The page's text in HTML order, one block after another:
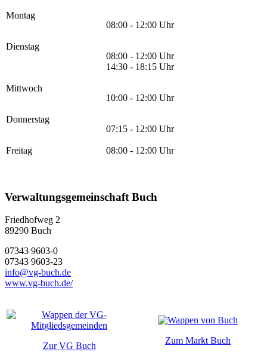
Montag
08:00 - 12:00 Uhr
Dienstag
08:00 - 12:00 Uhr
14:30 - 18:15 Uhr
Mittwoch
10:00 - 12:00 Uhr
Donnerstag
07:15 - 12:00 Uhr
Freitag 08:00 - 12:00 Uhr
Verwaltungsgemeinschaft Buch
Friedhofweg 2
89290 Buch
07343 9603-0
07343 9603-23
info@vg-buch.de
www.vg-buch.de/
Zur VG Buch
Zum Markt Buch